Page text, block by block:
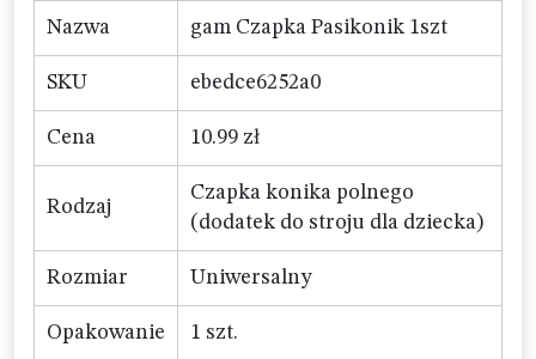
Nazwa gam Czapka Pasikonik 1szt
SKU ebedce6252a0
Cena 10.99 zł
Rodzaj
Czapka konika polnego
(dodatek do stroju dla dziecka)
Rozmiar Uniwersalny
Opakowanie 1 szt.